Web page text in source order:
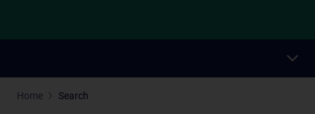
Home Search